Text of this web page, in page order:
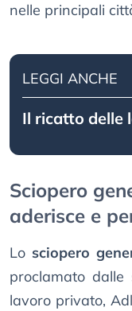
nelle principali
LEGGI ANCHE
Il ricatto delle
Sciopero
aderisce e
Lo sciopero
proclamato dalle
lavoro privato,